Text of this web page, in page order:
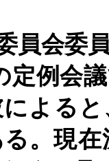
員会委
定例会
よる
。現